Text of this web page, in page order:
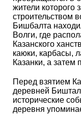
жители которого
строительством
Бишбалта
Волги, где
Казанского
каюки, карбасы,
Казанки, а затем
Перед взятием
деревней
исторические
деревня